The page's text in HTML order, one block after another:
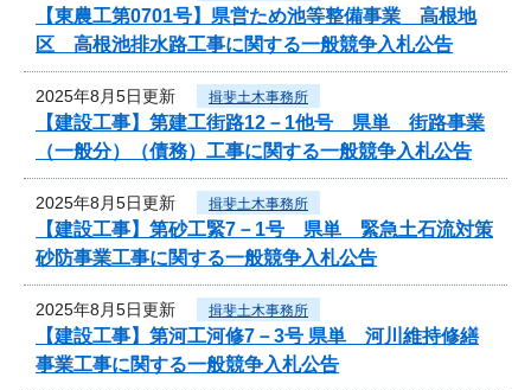
【東農工第0701号】県営ため池等整備事業 高根地
区 高根池排水路工事に関する一般競争入札公告
2025年8月5日更新 揖斐土木事務所
【建設工事】第建工街路12－1他号 県単 街路事業
（一般分）（債務）工事に関する一般競争入札公告
2025年8月5日更新 揖斐土木事務所
【建設工事】第砂工緊7－1号 県単 緊急土石流対策
砂防事業工事に関する一般競争入札公告
2025年8月5日更新 揖斐土木事務所
【建設工事】第河工河修7－3号 県単 河川維持修繕
事業工事に関する一般競争入札公告